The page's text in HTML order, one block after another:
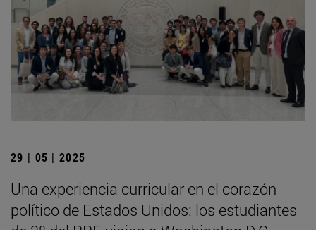
29 | 05 | 2025
Una experiencia curricular en el corazón
político de Estados Unidos: los estudiantes